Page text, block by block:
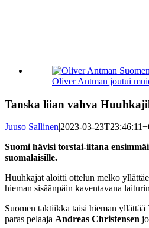
Oliver Antman joutui
Tanska liian vahva
Juuso Sallinen|2023-03-
Suomi hävisi torstai-iltana
suomalaisille.
Huuhkajat aloitti ottelun melko
hieman sisäänpäin kaventavana
Suomen taktiikka taisi hieman
paras pelaaja Andreas Christensen